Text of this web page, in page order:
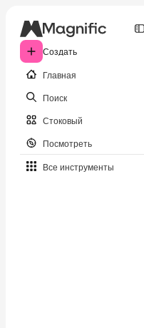
Создать
Главная
Поиск
Стоковый
Посмотреть
Все инструменты